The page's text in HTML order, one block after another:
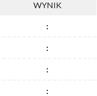
WYNIK
:
:
:
: